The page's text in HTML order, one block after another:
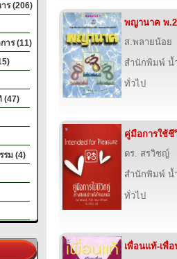
ร (206)
าร (11)
(47)
รม (4)
พญานาค พ.2
ส.พลายน้อย
สำนักพิมพ์ น้
ทั่วไป
คู่มือการใช้ชี
ดร. สรวิชญ์
สำนักพิมพ์ น้
ทั่วไป
เพื่อนแท้-เพื่